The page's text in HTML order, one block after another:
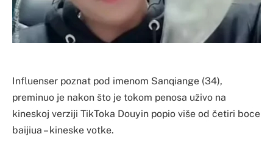
Influenser poznat pod imenom Sanqiange (34),
preminuo je nakon što je tokom penosa uživo na
kineskoj verziji TikToka Douyin popio više od četiri boce
baijiua – kineske votke.